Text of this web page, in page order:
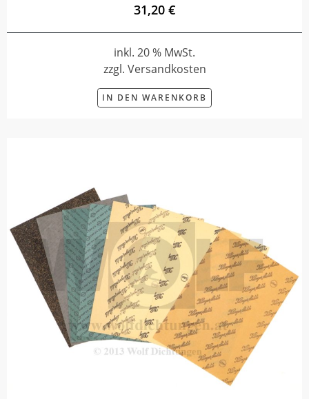
31,20 €
inkl. 20 % MwSt.
zzgl. Versandkosten
IN DEN WARENKORB